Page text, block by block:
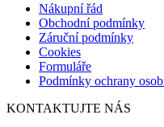
Nákupní řád
Obchodní podmínky
Záruční podmínky
Cookies
Formuláře
Podmínky ochrany
KONTAKTUJTE NÁS